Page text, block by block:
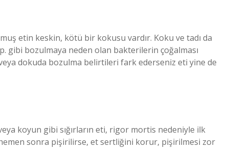
etin keskin, kötü bir kokusu vardır. Koku ve tadı da
gibi bozulmaya neden olan bakterilerin çoğalması
dokuda bozulma belirtileri fark ederseniz eti yine de
koyun gibi sığırların eti, rigor mortis nedeniyle ilk
sonra pişirilirse, et sertliğini korur, pişirilmesi zor